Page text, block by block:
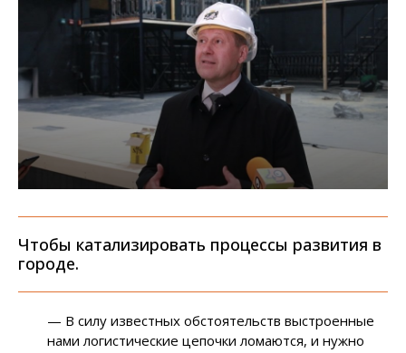
Чтобы катализировать процессы развития в
городе.
— В силу известных обстоятельств выстроенные
нами логистические цепочки ломаются, и нужно